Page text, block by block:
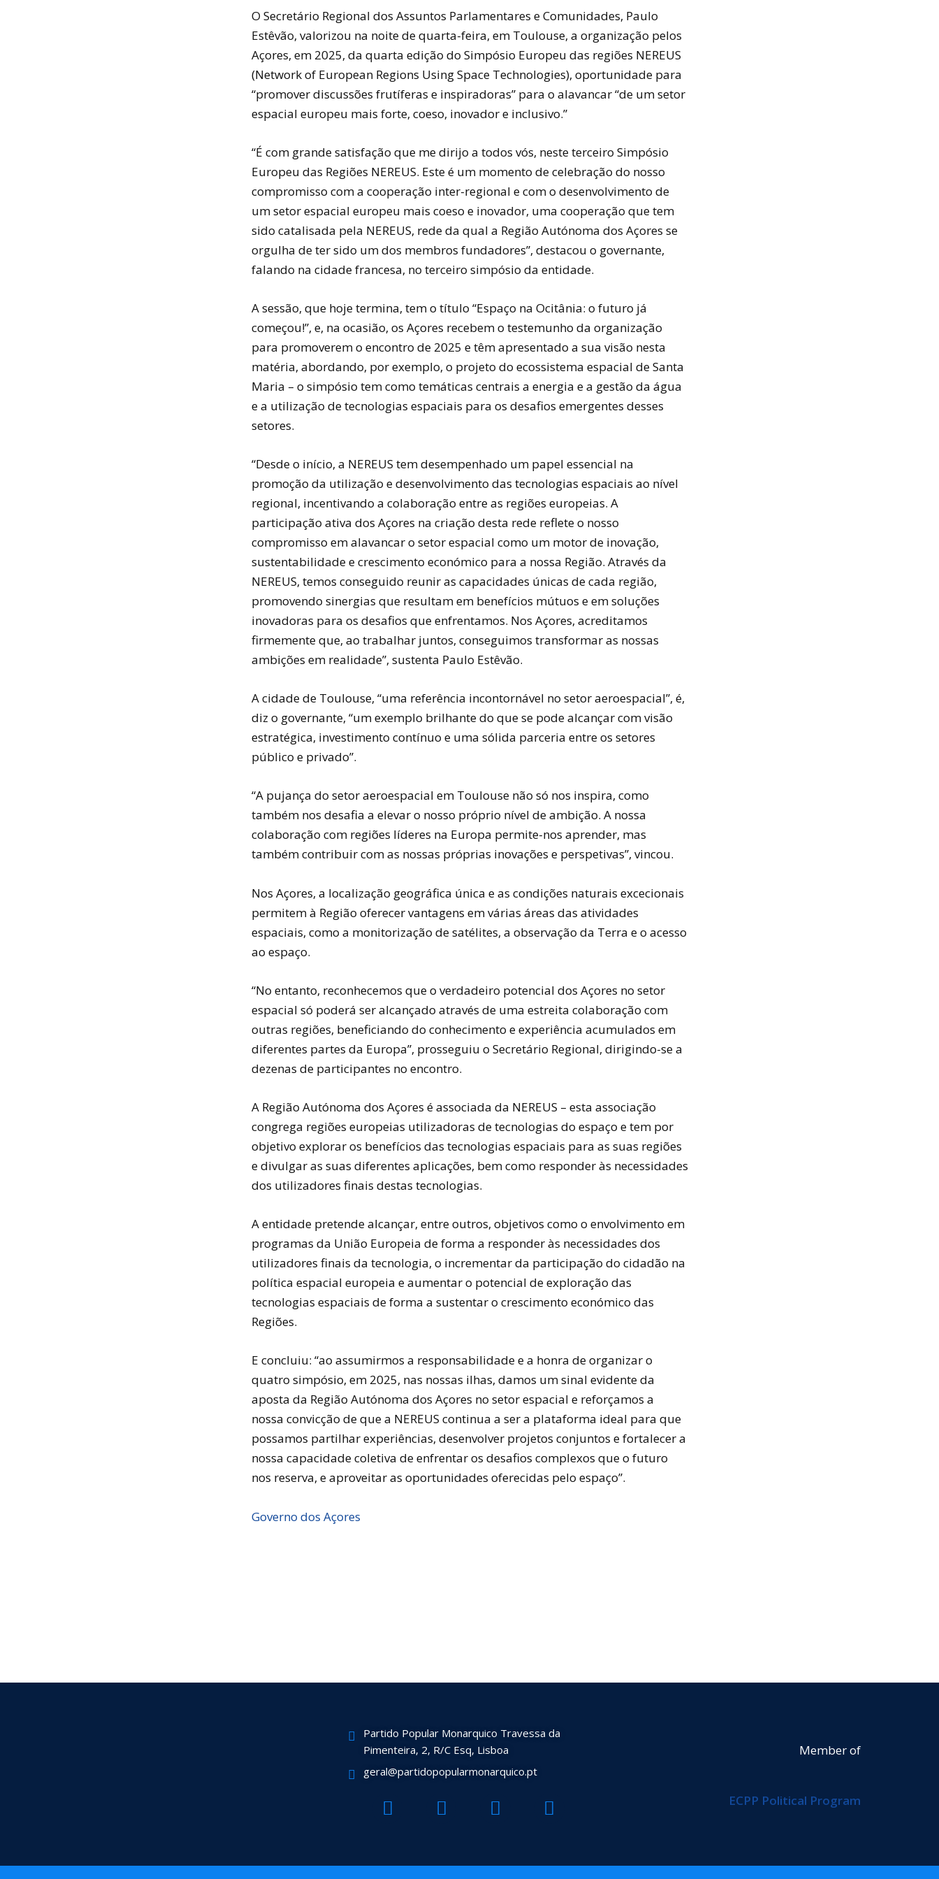
O Secretário Regional dos Assuntos Parlamentares e Comunidades, Paulo
Estêvão, valorizou na noite de quarta-feira, em Toulouse, a organização pelos
Açores, em 2025, da quarta edição do Simpósio Europeu das regiões NEREUS
(Network of European Regions Using Space Technologies), oportunidade para
“promover discussões frutíferas e inspiradoras” para o alavancar “de um setor
espacial europeu mais forte, coeso, inovador e inclusivo.”
“É com grande satisfação que me dirijo a todos vós, neste terceiro Simpósio
Europeu das Regiões NEREUS. Este é um momento de celebração do nosso
compromisso com a cooperação inter-regional e com o desenvolvimento de
um setor espacial europeu mais coeso e inovador, uma cooperação que tem
sido catalisada pela NEREUS, rede da qual a Região Autónoma dos Açores se
orgulha de ter sido um dos membros fundadores”, destacou o governante,
falando na cidade francesa, no terceiro simpósio da entidade.
A sessão, que hoje termina, tem o título “Espaço na Ocitânia: o futuro já
começou!”, e, na ocasião, os Açores recebem o testemunho da organização
para promoverem o encontro de 2025 e têm apresentado a sua visão nesta
matéria, abordando, por exemplo, o projeto do ecossistema espacial de Santa
Maria – o simpósio tem como temáticas centrais a energia e a gestão da água
e a utilização de tecnologias espaciais para os desafios emergentes desses
setores.
“Desde o início, a NEREUS tem desempenhado um papel essencial na
promoção da utilização e desenvolvimento das tecnologias espaciais ao nível
regional, incentivando a colaboração entre as regiões europeias. A
participação ativa dos Açores na criação desta rede reflete o nosso
compromisso em alavancar o setor espacial como um motor de inovação,
sustentabilidade e crescimento económico para a nossa Região. Através da
NEREUS, temos conseguido reunir as capacidades únicas de cada região,
promovendo sinergias que resultam em benefícios mútuos e em soluções
inovadoras para os desafios que enfrentamos. Nos Açores, acreditamos
firmemente que, ao trabalhar juntos, conseguimos transformar as nossas
ambições em realidade”, sustenta Paulo Estêvão.
A cidade de Toulouse, “uma referência incontornável no setor aeroespacial”, é,
diz o governante, “um exemplo brilhante do que se pode alcançar com visão
estratégica, investimento contínuo e uma sólida parceria entre os setores
público e privado”.
“A pujança do setor aeroespacial em Toulouse não só nos inspira, como
também nos desafia a elevar o nosso próprio nível de ambição. A nossa
colaboração com regiões líderes na Europa permite-nos aprender, mas
também contribuir com as nossas próprias inovações e perspetivas”, vincou.
Nos Açores, a localização geográfica única e as condições naturais excecionais
permitem à Região oferecer vantagens em várias áreas das atividades
espaciais, como a monitorização de satélites, a observação da Terra e o acesso
ao espaço.
“No entanto, reconhecemos que o verdadeiro potencial dos Açores no setor
espacial só poderá ser alcançado através de uma estreita colaboração com
outras regiões, beneficiando do conhecimento e experiência acumulados em
diferentes partes da Europa”, prosseguiu o Secretário Regional, dirigindo-se a
dezenas de participantes no encontro.
A Região Autónoma dos Açores é associada da NEREUS – esta associação
congrega regiões europeias utilizadoras de tecnologias do espaço e tem por
objetivo explorar os benefícios das tecnologias espaciais para as suas regiões
e divulgar as suas diferentes aplicações, bem como responder às necessidades
dos utilizadores finais destas tecnologias.
A entidade pretende alcançar, entre outros, objetivos como o envolvimento em
programas da União Europeia de forma a responder às necessidades dos
utilizadores finais da tecnologia, o incrementar da participação do cidadão na
política espacial europeia e aumentar o potencial de exploração das
tecnologias espaciais de forma a sustentar o crescimento económico das
Regiões.
E concluiu: “ao assumirmos a responsabilidade e a honra de organizar o
quatro simpósio, em 2025, nas nossas ilhas, damos um sinal evidente da
aposta da Região Autónoma dos Açores no setor espacial e reforçamos a
nossa convicção de que a NEREUS continua a ser a plataforma ideal para que
possamos partilhar experiências, desenvolver projetos conjuntos e fortalecer a
nossa capacidade coletiva de enfrentar os desafios complexos que o futuro
nos reserva, e aproveitar as oportunidades oferecidas pelo espaço”.
Governo dos Açores
Partido Popular Monarquico Travessa da
Pimenteira, 2, R/C Esq, Lisboa
geral@partidopopularmonarquico.pt
F
a
e
T
w
t
Y
o
t
I
n
t
Member of
ECPP Political Program